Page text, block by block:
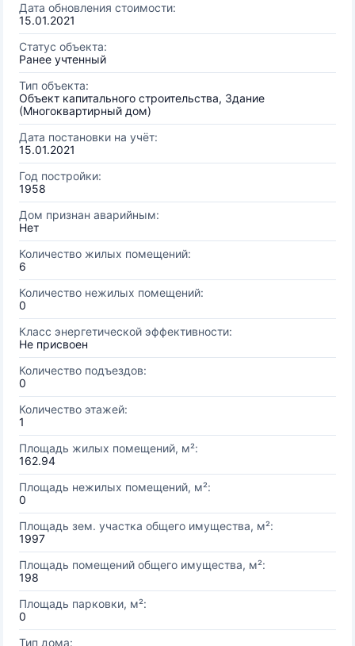
Дата обновления стоимости:
15.01.2021
Статус объекта:
Ранее учтенный
Тип объекта:
Объект капитального строительства, Здание
(Многоквартирный дом)
Дата постановки на учёт:
15.01.2021
Год постройки:
1958
Дом признан аварийным:
Нет
Количество жилых помещений:
6
Количество нежилых помещений:
0
Класс энергетической эффективности:
Не присвоен
Количество подъездов:
0
Количество этажей:
1
Площадь жилых помещений, м²:
162.94
Площадь нежилых помещений, м²:
0
Площадь зем. участка общего имущества, м²:
1997
Площадь помещений общего имущества, м²:
198
Площадь парковки, м²:
0
Тип дома: